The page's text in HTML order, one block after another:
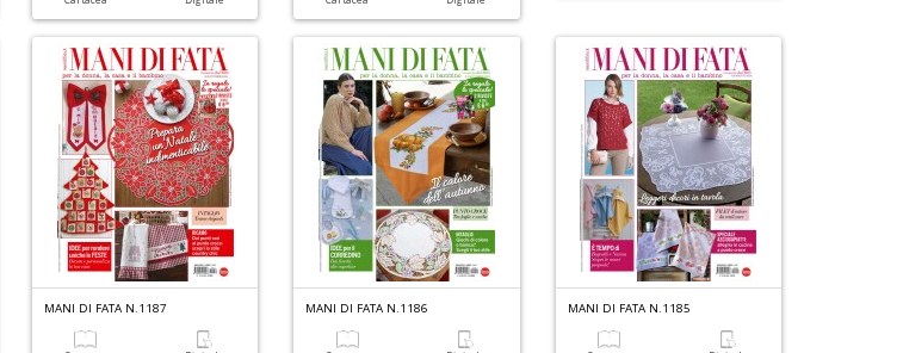
MANI DI FATA N.1187 MANI DI FATA N.1186 MANI DI FATA N.1185